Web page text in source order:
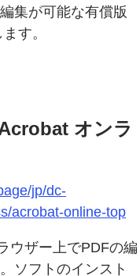
集が可能な有償版
す。
オンラ
jp/dc-
acrobat-online-top
ウザー上でPDFの編
ソフトのインスト